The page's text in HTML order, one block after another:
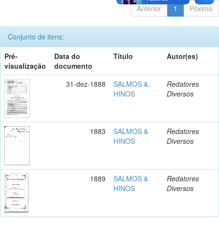
Anterior 1 Póximo
Conjunto de itens:
Pré-
visualização
Data do
documento
Título Autor(es)
31-dez-1888
SALMOS &
HINOS
Redatores
Diversos
1883
SALMOS &
HINOS
Redatores
Diversos
1889
SALMOS &
HINOS
Redatores
Diversos